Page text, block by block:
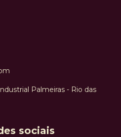
Palmeiras - Rio das
sociais